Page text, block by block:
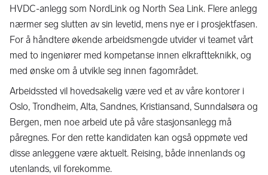
HVDC-anlegg som NordLink og North Sea Link. Flere anlegg
nærmer seg slutten av sin levetid, mens nye er i prosjektfasen.
For å håndtere økende arbeidsmengde utvider vi teamet vårt
med to ingeniører med kompetanse innen elkraftteknikk, og
med ønske om å utvikle seg innen fagområdet.
Arbeidssted vil hovedsakelig være ved et av våre kontorer i
Oslo, Trondheim, Alta, Sandnes, Kristiansand, Sunndalsøra og
Bergen, men noe arbeid ute på våre stasjonsanlegg må
påregnes. For den rette kandidaten kan også oppmøte ved
disse anleggene være aktuelt. Reising, både innenlands og
utenlands, vil forekomme.